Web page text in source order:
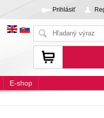
Prihlásiť
E-shop